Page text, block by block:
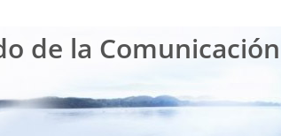
de la Comunicación